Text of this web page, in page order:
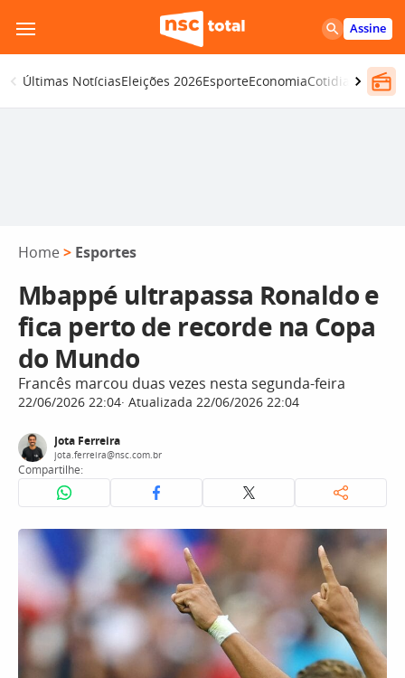
para
o
conteúdo
Assine
Últimas NotíciasEleições 2026EsporteEconomiaCotidiano
Home > Esportes
Mbappé ultrapassa Ronaldo e
fica perto de recorde na Copa
do Mundo
Francês marcou duas vezes nesta segunda-feira
22/06/2026 22:04 Atualizada 22/06/2026 22:04
Jota Ferreira
jota.ferreira@nsc.com.br
Compartilhe: